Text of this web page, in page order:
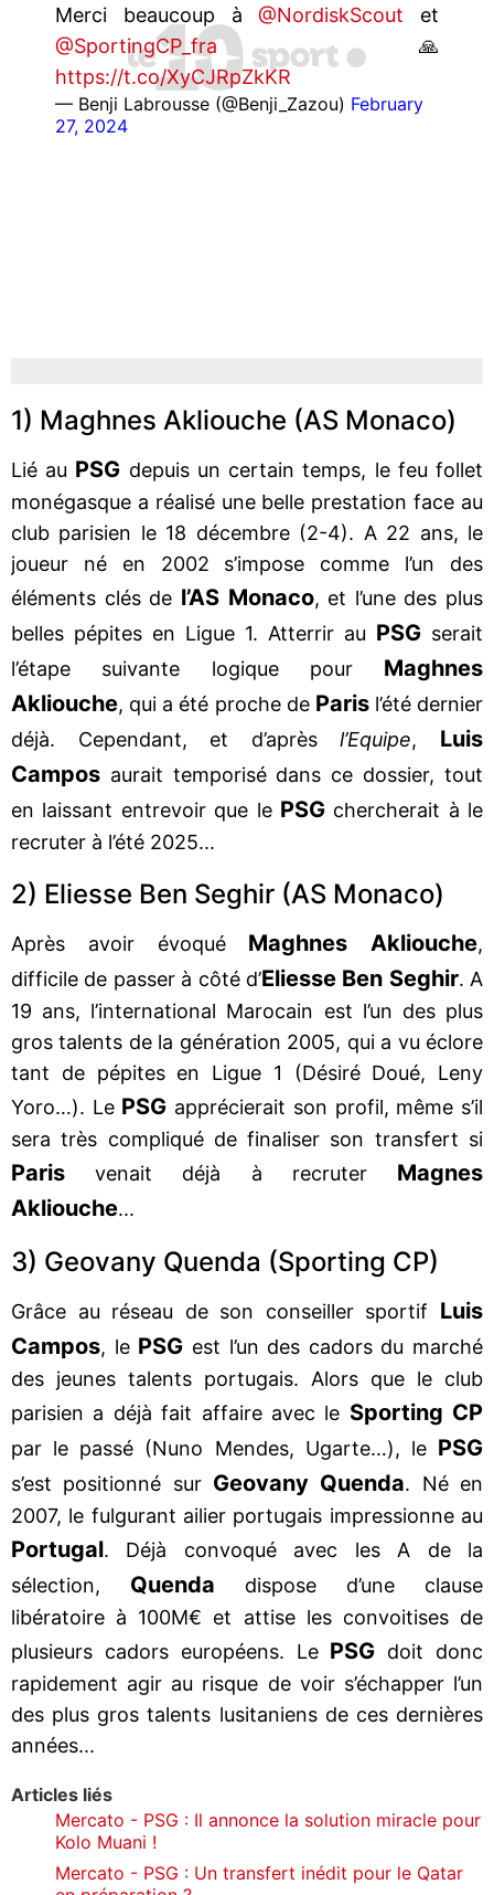
Merci beaucoup à@NordiskScout et
@SportingCP_fra🙏
https://t.co/XyCJRpZkKR
— Benji Labrousse (@Benji_Zazou) February
27, 2024
1) Maghnes Akliouche (AS Monaco)
Lié au PSG depuis un certain temps, le feu follet
monégasque a réalisé une belle prestation face au
club parisien le 18 décembre (2-4). A 22 ans, le
joueur né en 2002 s’impose comme l’un des
éléments clés de l’AS Monaco, et l’une des plus
belles pépites en Ligue 1. Atterrir au PSG serait
l’étape suivante logique pour Maghnes
Akliouche, qui a été proche de Paris l’été dernier
déjà. Cependant, et d’aprèsl’Equipe, Luis
Campos aurait temporisé dans ce dossier, tout
en laissant entrevoir que le PSG chercherait à le
recruter à l’été 2025...
2) Eliesse Ben Seghir (AS Monaco)
Après avoir évoqué Maghnes Akliouche,
difficile de passer à côté d’Eliesse Ben Seghir. A
19 ans, l’international Marocain est l’un des plus
gros talents de la génération 2005, qui a vu éclore
tant de pépites en Ligue 1 (Désiré Doué, Leny
Yoro…). Le PSG apprécierait son profil, même s’il
sera très compliqué de finaliser son transfert si
Parisvenait déjà à recruter Magnes
Akliouche...
3) Geovany Quenda (Sporting CP)
Grâce au réseau de son conseiller sportif Luis
Campos, le PSG est l’un des cadors du marché
des jeunes talents portugais. Alors que le club
parisien a déjà fait affaire avec le Sporting CP
par le passé (Nuno Mendes, Ugarte…), le PSG
s’est positionné sur Geovany Quenda. Né en
2007, le fulgurant ailier portugais impressionne au
Portugal. Déjà convoqué avec les A de la
sélection, Quenda
dispose d’une clause
libératoire à 100M€ et attise les convoitises de
plusieurs cadors européens. Le PSG doit donc
rapidement agir au risque de voir s’échapper l’un
des plus gros talents lusitaniens de ces dernières
années...
Articles liés
Mercato - PSG : Il annonce la solution miracle pour
Kolo Muani !
Mercato - PSG : Un transfert inédit pour le Qatar